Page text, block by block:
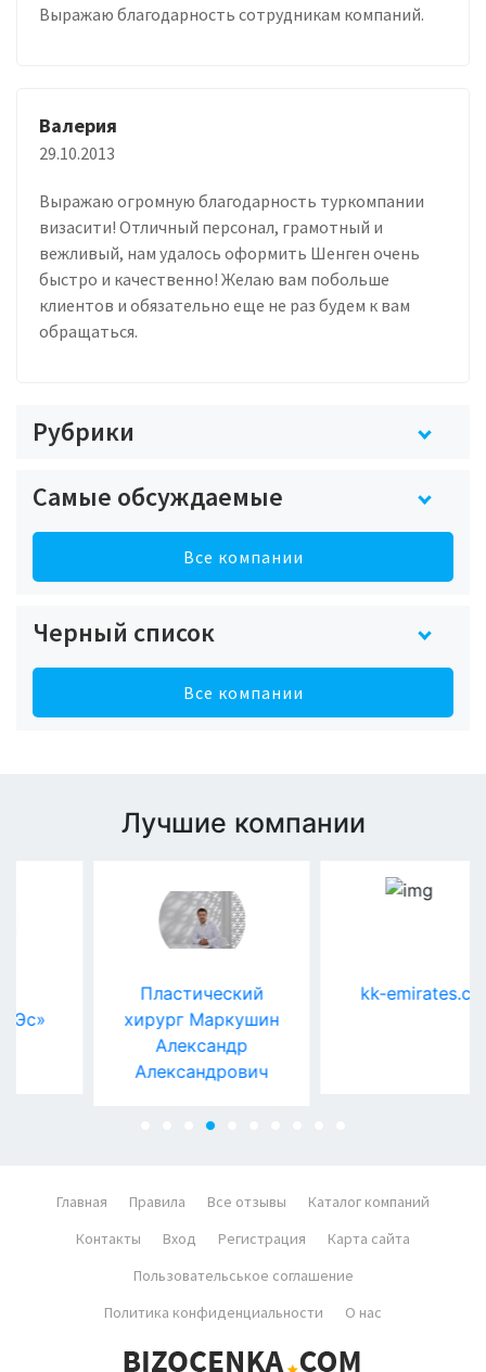
Выражаю благодарность сотрудникам компаний.
Валерия
29.10.2013
Выражаю огромную благодарность туркомпании
визасити! Отличный персонал, грамотный и
вежливый, нам удалось оформить Шенген очень
быстро и качественно! Желаю вам побольше
клиентов и обязательно еще не раз будем к вам
обращаться.
Рубрики
Самые обсуждаемые
Все компании
Черный список
Все компании
Лучшие компании
Пластический
хирург Маркушин
Александр
Александрович
kk-emirates.com
Главная Правила Все отзывы
Каталог компаний
Контакты
Вход Регистрация
Карта сайта
Пользовательськое соглашение
Политика конфиденциальности
О нас